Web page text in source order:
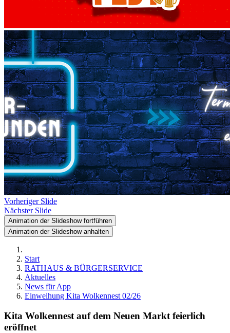
Vorheriger Slide
Nächster Slide
Animation der Slideshow fortführen
Animation der Slideshow anhalten
Start
RATHAUS & BÜRGERSERVICE
Aktuelles
News für App
Einweihung Kita Wolkennest 02/26
Kita Wolkennest auf dem Neuen Markt feierlich
eröffnet